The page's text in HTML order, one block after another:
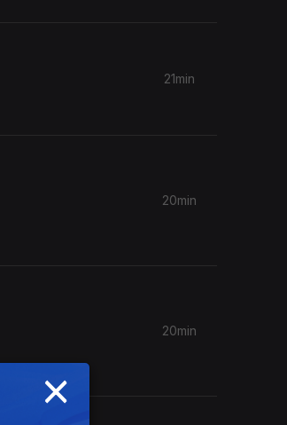
21min
20min
20min
×